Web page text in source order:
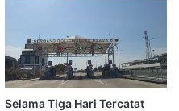
Selama Tiga Hari Tercatat